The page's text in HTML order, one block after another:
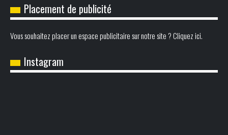
Placement de publicité
Vous souhaitez placer un espace publicitaire sur notre site ? Cliquez ici.
Instagram